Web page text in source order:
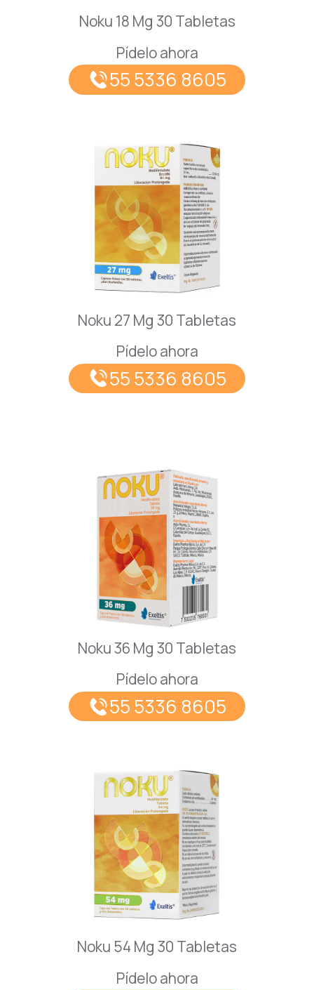
Noku 18 Mg 30 Tabletas
Pídelo ahora
55 5336 8605
Noku 27 Mg 30 Tabletas
Pídelo ahora
55 5336 8605
Noku 36 Mg 30 Tabletas
Pídelo ahora
55 5336 8605
Noku 54 Mg 30 Tabletas
Pídelo ahora